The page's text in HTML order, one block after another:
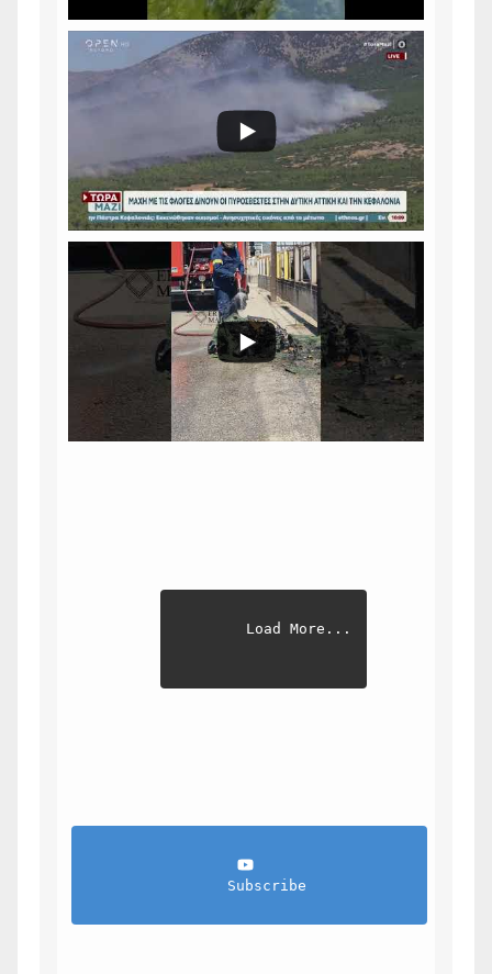
Load More...
                Subscribe